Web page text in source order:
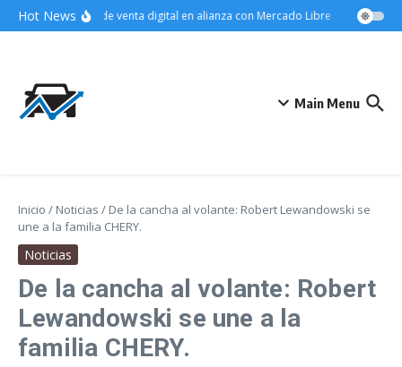
Saltar al contenido
Hot News
fortalece su canal de venta digital en alianza con Mercado Libre ¿Qué
Main Menu
Inicio / Noticias / De la cancha al volante: Robert Lewandowski se
une a la familia CHERY.
Noticias
De la cancha al volante: Robert
Lewandowski se une a la
familia CHERY.